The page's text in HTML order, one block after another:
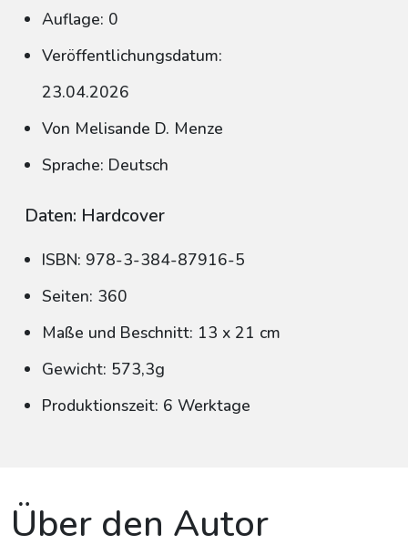
Auflage: 0
Veröffentlichungsdatum:
23.04.2026
Von Melisande D. Menze
Sprache: Deutsch
Daten: Hardcover
ISBN: 978-3-384-87916-5
Seiten: 360
Maße und Beschnitt: 13 x 21 cm
Gewicht: 573,3g
Produktionszeit: 6 Werktage
Über den Autor